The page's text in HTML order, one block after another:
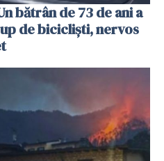
bătrân de 73 de ani a
de bicicliști, nervos